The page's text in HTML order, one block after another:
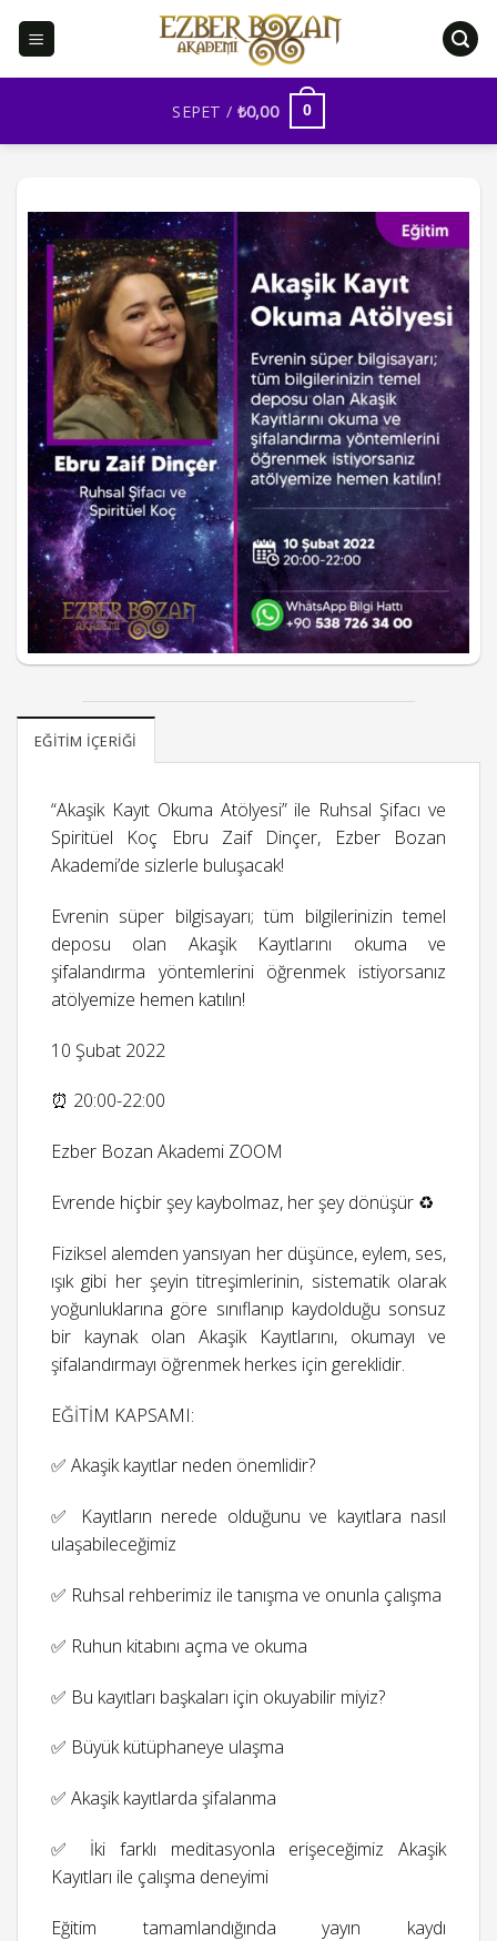
SEPET / ₺0,00 0
EĞITIM İÇERIĞI
“Akaşik Kayıt Okuma Atölyesi” ile Ruhsal Şifacı ve
Spiritüel Koç Ebru Zaif Dinçer, Ezber Bozan
Akademi’de sizlerle buluşacak!
Evrenin süper bilgisayarı; tüm bilgilerinizin temel
deposu olan Akaşik Kayıtlarını okuma ve
şifalandırma yöntemlerini öğrenmek istiyorsanız
atölyemize hemen katılın!
10 Şubat 2022
⏰ 20:00-22:00
Ezber Bozan Akademi ZOOM
Evrende hiçbir şey kaybolmaz, her şey dönüşür ♻️
Fiziksel alemden yansıyan her düşünce, eylem, ses,
ışık gibi her şeyin titreşimlerinin, sistematik olarak
yoğunluklarına göre sınıflanıp kaydolduğu sonsuz
bir kaynak olan Akaşik Kayıtlarını, okumayı ve
şifalandırmayı öğrenmek herkes için gereklidir.
EĞİTİM KAPSAMI:
✅ Akaşik kayıtlar neden önemlidir?
✅ Kayıtların nerede olduğunu ve kayıtlara nasıl
ulaşabileceğimiz
✅ Ruhsal rehberimiz ile tanışma ve onunla çalışma
✅ Ruhun kitabını açma ve okuma
✅ Bu kayıtları başkaları için okuyabilir miyiz?
✅ Büyük kütüphaneye ulaşma
✅ Akaşik kayıtlarda şifalanma
✅ İki farklı meditasyonla erişeceğimiz Akaşik
Kayıtları ile çalışma deneyimi
Eğitim tamamlandığında yayın kaydı